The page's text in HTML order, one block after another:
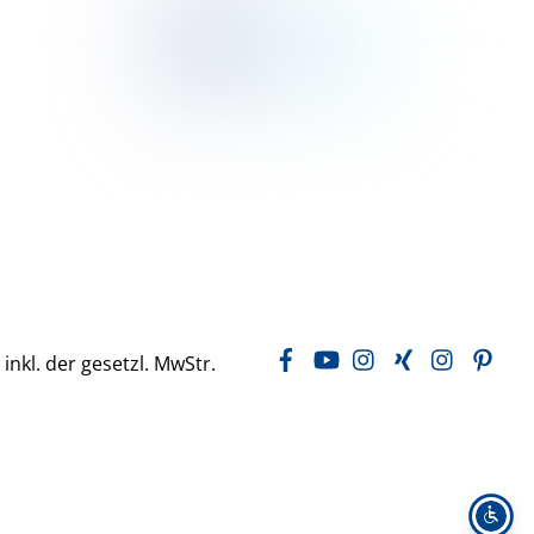
der gesetzl. MwStr. FacebookYouTubeInstagram
Xing LinkedIn